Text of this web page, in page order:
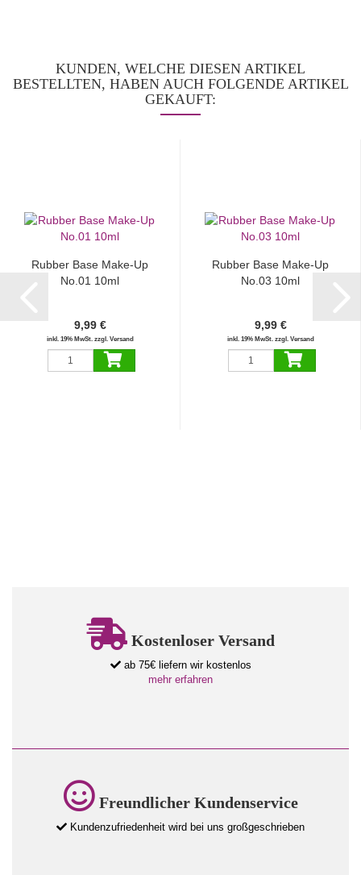
KUNDEN, WELCHE DIESEN ARTIKEL
BESTELLTEN, HABEN AUCH FOLGENDE ARTIKEL
GEKAUFT:
Rubber Base Make-Up
No.01 10ml
9,99 €
inkl. 19% MwSt. zzgl. Versand
Rubber Base Make-Up
No.03 10ml
9,99 €
inkl. 19% MwSt. zzgl. Versand
Kostenloser Versand
ab 75€ liefern wir kostenlos
mehr erfahren
Freundlicher Kundenservice
Kundenzufriedenheit wird bei uns großgeschrieben